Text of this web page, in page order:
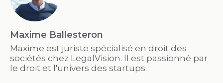
Maxime Ballesteron
Maxime est juriste spécialisé en droit des
sociétés chez LegalVision. Il est passionné par
le droit et l'univers des startups.